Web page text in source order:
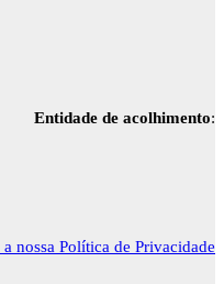
Entidade de acolhimento:
nossa Política de Privacidade